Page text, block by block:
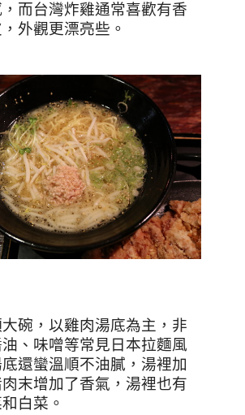
而台灣炸雞通常喜歡有香
外觀更漂亮些。
碗，以雞肉湯底為主，非
、味噌等常見日本拉麵風
還蠻溫順不油膩，湯裡加
末增加了香氣，湯裡也有
白菜。